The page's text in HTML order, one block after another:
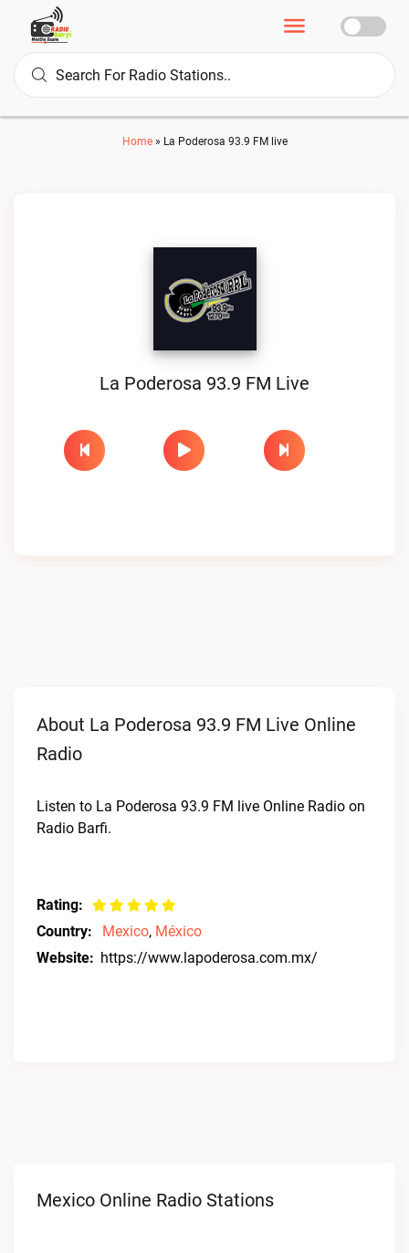
Home» La Poderosa 93.9 FM live
La Poderosa 93.9 FM Live
About La Poderosa 93.9 FM Live Online
Radio
Listen to La Poderosa 93.9 FM live Online Radio on
Radio Barfi.
Rating:
Country:
Mexico, México
Website: https://www.lapoderosa.com.mx/
Mexico Online Radio Stations